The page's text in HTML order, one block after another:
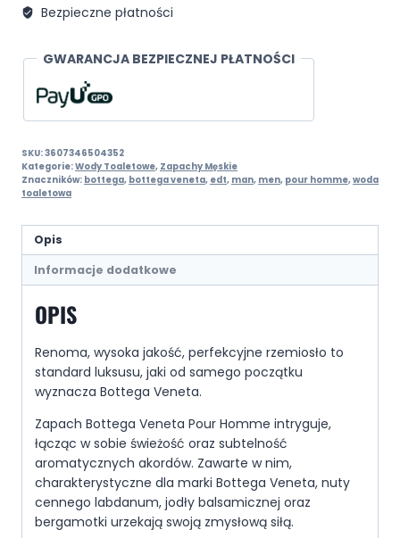
Bezpieczne płatności
GWARANCJA BEZPIECZNEJ PŁATNOŚCI
SKU:3607346504352
Kategorie:Wody Toaletowe, Zapachy Męskie
Znaczników: bottega, bottega veneta, edt, man, men, pour homme,woda
toaletowa
Opis
Informacje dodatkowe
OPIS
Renoma, wysoka jakość, perfekcyjne rzemiosło to
standard luksusu, jaki od samego początku
wyznacza Bottega Veneta.
Zapach Bottega Veneta Pour Homme intryguje,
łącząc w sobie świeżość oraz subtelność
aromatycznych akordów. Zawarte w nim,
charakterystyczne dla marki Bottega Veneta, nuty
cennego labdanum, jodły balsamicznej oraz
bergamotki urzekają swoją zmysłową siłą.